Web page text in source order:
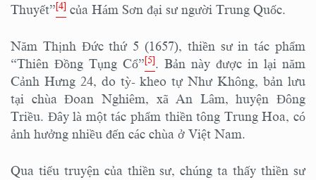
Thuyết” [4] của Hám Sơn đại sư người Trung Quốc.
Năm Thịnh Đức thứ 5 (1657), thiền sư in tác phẩm
“Thiên Đồng Tụng Cổ” [5] . Bản này được in lại năm
Cảnh Hưng 24, do tỳ- kheo tự Như Không, bản lưu
tại chùa Đoan Nghiêm, xã An Lâm, huyện Đông
Triều. Đây là một tác phẩm thiền tông Trung Hoa, có
ảnh hưởng nhiều đến các chùa ở Việt Nam.
Qua tiểu truyện của thiền sư, chúng ta thấy thiền sư